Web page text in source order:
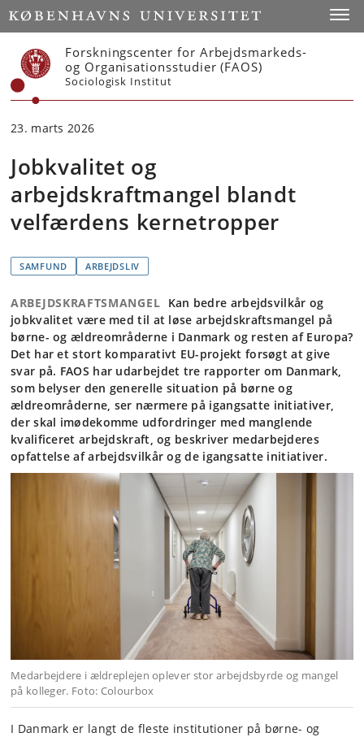
Start
Forskningscenter for Arbejdsmarkeds-
og Organisationsstudier (FAOS)
Sociologisk Institut
23. marts 2026
Jobkvalitet og
arbejdskraftmangel blandt
velfærdens kernetropper
SAMFUND ARBEJDSLIV
ARBEJDSKRAFTSMANGEL Kan bedre arbejdsvilkår og
jobkvalitet være med til at løse arbejdskraftsmangel på
børne- og ældreområderne i Danmark og resten af Europa?
Det har et stort komparativt EU-projekt forsøgt at give
svar på. FAOS har udarbejdet tre rapporter om Danmark,
som belyser den generelle situation på børne og
ældreområderne, ser nærmere på igangsatte initiativer,
der skal imødekomme udfordringer med manglende
kvalificeret arbejdskraft, og beskriver medarbejderes
opfattelse af arbejdsvilkår og de igangsatte initiativer.
Medarbejdere i ældreplejen oplever stor arbejdsbyrde og mangel
på kolleger. Foto: Colourbox
I Danmark er langt de fleste institutioner på børne- og